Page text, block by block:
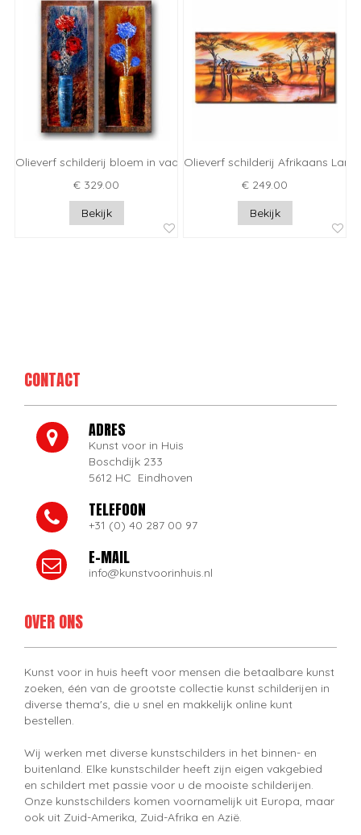
Olieverf schilderij bloem in vaas
€ 329.00
Bekijk
Olieverf schilderij Afrikaans
€ 249.00
Bekijk
CONTACT
ADRES
Kunst voor in Huis
Boschdijk 233
5612 HC Eindhoven
TELEFOON
+31 (0) 40 287 00 97
E-MAIL
info@kunstvoorinhuis.nl
OVER ONS
Kunst voor in huis heeft voor mensen die betaalbare kunst
zoeken, één van de grootste collectie kunst schilderijen in
diverse thema's, die u snel en makkelijk online kunt
bestellen.
Wij werken met diverse kunstschilders in het binnen- en
buitenland. Elke kunstschilder heeft zijn eigen vakgebied
en schildert met passie voor u de mooiste schilderijen.
Onze kunstschilders komen voornamelijk uit Europa, maar
ook uit Zuid-Amerika, Zuid-Afrika en Azië.